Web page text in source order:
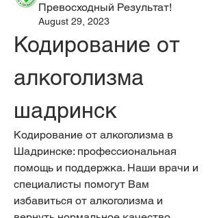
Превосходный Результат!
August 29, 2023
Кодирование от
алкоголизма
шадринск
Кодирование от алкоголизма в
Шадринске: профессиональная
помощь и поддержка. Наши врачи и
специалисты помогут Вам
избавиться от алкоголизма и